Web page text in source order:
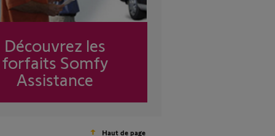
Découvrez les
forfaits Somfy
Assistance
Haut de page